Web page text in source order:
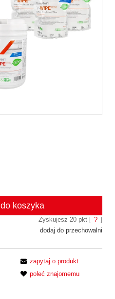
do koszyka
Zyskujesz 20pkt [ ? ]
dodaj do przechowalni
zapytaj o produkt
poleć znajomemu